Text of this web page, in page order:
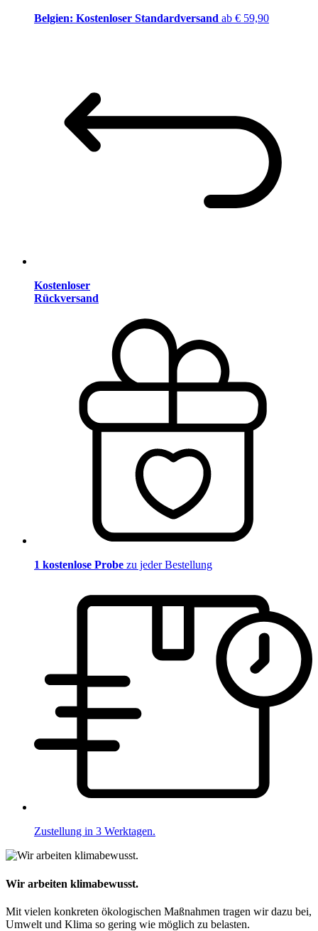
Belgien: Kostenloser Standardversand ab € 59,90
Kostenloser
Rückversand
1 kostenlose Probe zu jeder Bestellung
Zustellung in 3 Werktagen.
Wir arbeiten klimabewusst.
Mit vielen konkreten ökologischen Maßnahmen tragen wir dazu bei,
Umwelt und Klima so gering wie möglich zu belasten.